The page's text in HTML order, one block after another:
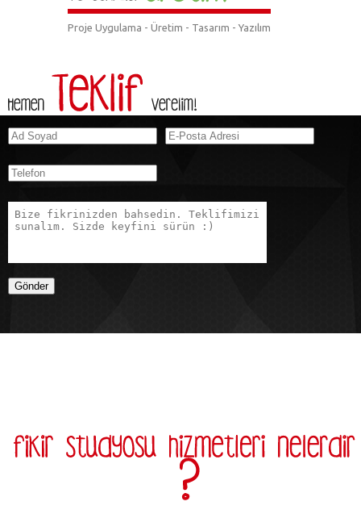
Proje Uygulama - Üretim - Tasarım - Yazılım
Gönder